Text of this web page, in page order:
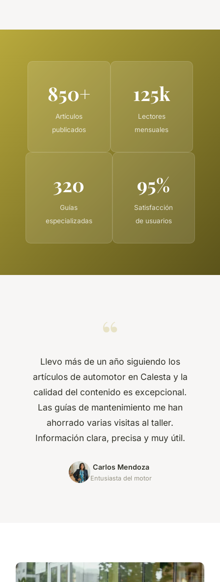
850+
Artículos
publicados
125k
Lectores
mensuales
320
Guías
especializadas
95%
Satisfacción
de usuarios
“
Llevo más de un año siguiendo los
artículos de automotor en Calesta y la
calidad del contenido es excepcional.
Las guías de mantenimiento me han
ahorrado varias visitas al taller.
Información clara, precisa y muy útil.
Carlos Mendoza
Entusiasta del motor